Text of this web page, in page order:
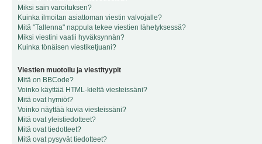
Miksi sain varoituksen?
Kuinka ilmoitan asiattoman viestin valvojalle?
Mitä "Tallenna" nappula tekee viestien lähetyksessä?
Miksi viestini vaatii hyväksynnän?
Kuinka tönäisen viestiketjuani?
Viestien muotoilu ja viestityypit
Mitä on BBCode?
Voinko käyttää HTML-kieltä viesteissäni?
Mitä ovat hymiöt?
Voinko näyttää kuvia viesteissäni?
Mitä ovat yleistiedotteet?
Mitä ovat tiedotteet?
Mitä ovat pysyvät tiedotteet?